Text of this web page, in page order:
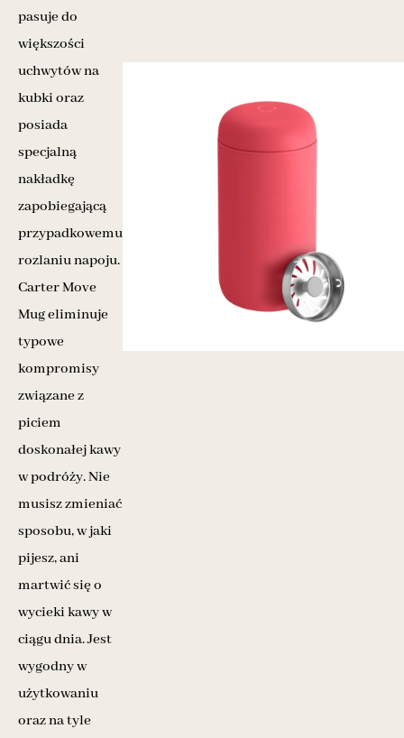
pasuje do
większości
uchwytów na
kubki oraz
posiada
specjalną
nakładkę
zapobiegającą
przypadkowemu
rozlaniu napoju.
Carter Move
Mug eliminuje
typowe
kompromisy
związane z
piciem
doskonałej kawy
w podróży. Nie
musisz zmieniać
sposobu, w jaki
pijesz, ani
martwić się o
wycieki kawy w
ciągu dnia. Jest
wygodny w
użytkowaniu
oraz na tyle